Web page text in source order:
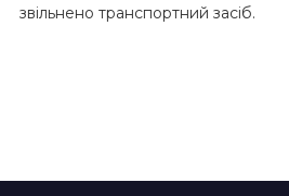
звільнено транспортний засіб.